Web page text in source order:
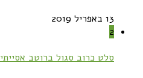
13 באפריל 2019
2
סלט כרוב סגול ברוטב אסייתי